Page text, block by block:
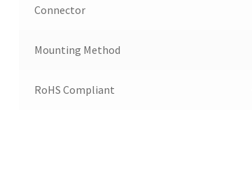
Connector
Mounting Method
RoHS Compliant